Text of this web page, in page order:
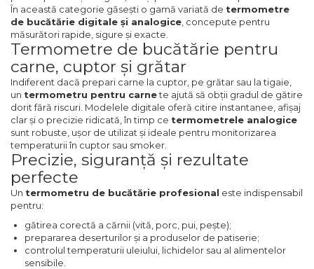
Microscoape
Cantare
Rafturi
Chei Tubulare
Multimetru Digital
Bara Tractare Auto
Canistre benzina (combustibil)
Presa Hidraulica Tinichigerie
Set Pentru Demontat Piulite &
Suruburi
Extractor Rulmenti
Nivele
Ruleta de Masurat
Amortizoare Hidraulice
Dalta si dornuri
Rigla de Masurat Pentru
Constructii
Scule Unelte Accesorii
Unelte de Zugravit
Priza & prelungitoare electrice
Scule multifunctionale si
accesorii
Compresoare de Aer
Profesionale
Masini de Slefuit Alternative si
Orbitale
Aparate & Invertoare de Sudura
Rindele Electrice
Capsator pneumatic pentru
cuie
Polizoare Pneumatice
Trimmere Iarba & Gazon
Motosape
Motoburghie & Foreze de
Pamant
Accesorii Motoburghie
Masini Tuns Iarba & Gazon
Site Rotative de Gradina
Drujbe & Fierastraie Telescopice
În această categorie găsești o gamă variată de termometre
de bucătărie digitale și analogice , concepute pentru
măsurători rapide, sigure și exacte.
Termometre de bucătărie pentru
carne, cuptor și grătar
Indiferent dacă prepari carne la cuptor, pe grătar sau la tigaie,
un termometru pentru carnete ajută să obții gradul de gătire
dorit fără riscuri. Modelele digitale oferă citire instantanee, afișaj
clar și o precizie ridicată, în timp ce termometrele analogice
sunt robuste, ușor de utilizat și ideale pentru monitorizarea
temperaturii în cuptor sau smoker.
Precizie, siguranță și rezultate
perfecte
Un termometru de bucătărie profesional este indispensabil
pentru:
gătirea corectă a cărnii (vită, porc, pui, pește);
prepararea deserturilor și a produselor de patiserie;
controlul temperaturii uleiului, lichidelor sau al alimentelor
sensibile.